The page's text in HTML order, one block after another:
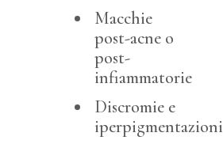
Macchie
post-acne o
post-
infiammatorie
Discromie e
iperpigmentazioni